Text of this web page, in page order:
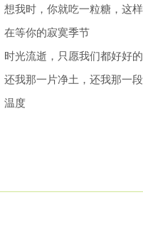
在等你的寂寞季节
时光流逝，只愿我们都好好的
温度